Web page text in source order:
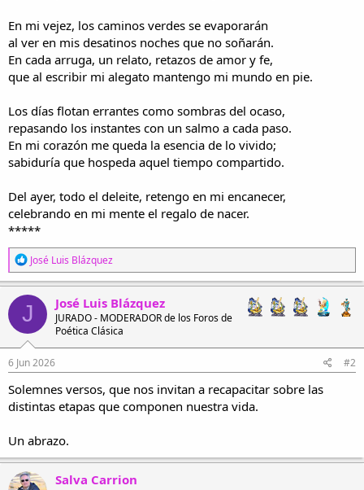
En mi vejez, los caminos verdes se evaporarán
al ver en mis desatinos noches que no soñarán.
En cada arruga, un relato, retazos de amor y fe,
que al escribir mi alegato mantengo mi mundo en pie.
Los días flotan errantes como sombras del ocaso,
repasando los instantes con un salmo a cada paso.
En mi corazón me queda la esencia de lo vivido;
sabiduría que hospeda aquel tiempo compartido.
Del ayer, todo el deleite, retengo en mi encanecer,
celebrando en mi mente el regalo de nacer.
*****
R
e
a
c
c
i
o
n
e
s
:
José Luis Blázquez
J José Luis Blázquez
JURADO - MODERADOR de los Foros de
Poética Clásica
6 Jun 2026 #2
Solemnes versos, que nos invitan a recapacitar sobre las
distintas etapas que componen nuestra vida.
Un abrazo.
Salva Carrion